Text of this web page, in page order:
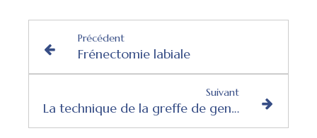
Précédent
Frénectomie labiale
Suivant
La technique de la greffe de gencive